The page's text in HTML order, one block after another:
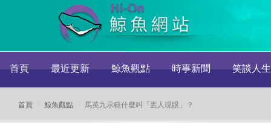
首頁 最近更新 鯨魚觀點 時事新聞 笑談人生
首頁 鯨魚觀點 馬英九示範什麼叫「丟人現眼」？